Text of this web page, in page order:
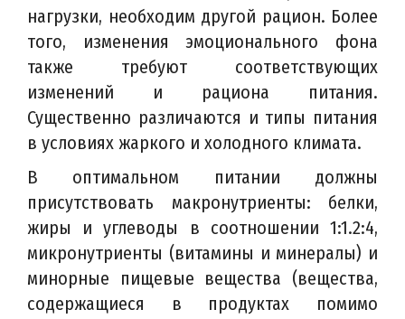
нагрузки, необходим другой рацион. Более
того, изменения эмоционального фона
также требуют соответствующих
изменений и рациона питания.
Существенно различаются и типы питания
в условиях жаркого и холодного климата.
В оптимальном питании должны
присутствовать макронутриенты: белки,
жиры и углеводы в соотношении 1:1.2:4,
микронутриенты (витамины и минералы) и
минорные пищевые вещества (вещества,
содержащиеся в продуктах помимо